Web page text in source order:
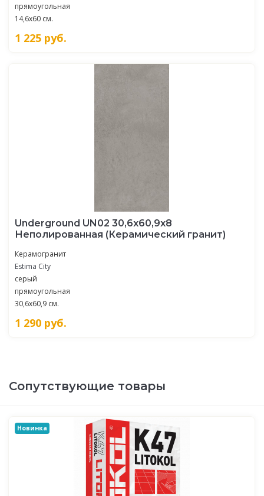
прямоугольная
14,6x60 см.
1 225 руб.
Underground UN02 30,6x60,9x8
Неполированная (Керамический гранит)
Керамогранит
Estima City
серый
прямоугольная
30,6x60,9 см.
1 290 руб.
Сопутствующие товары
Новинка